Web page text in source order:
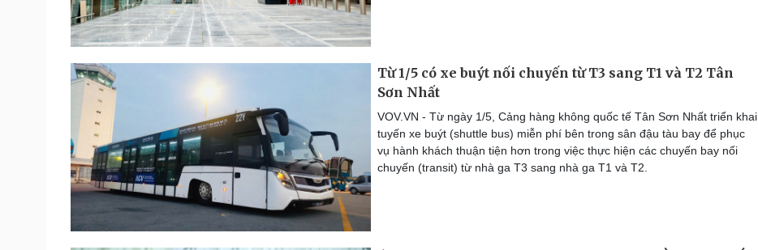
Từ 1/5 có xe buýt nối chuyến từ T3 sang T1 và T2 Tân
Sơn Nhất
VOV.VN - Từ ngày 1/5, Cảng hàng không quốc tế Tân Sơn Nhất triển khai
tuyến xe buýt (shuttle bus) miễn phí bên trong sân đậu tàu bay để phục
vụ hành khách thuận tiện hơn trong việc thực hiện các chuyến bay nối
chuyến (transit) từ nhà ga T3 sang nhà ga T1 và T2.